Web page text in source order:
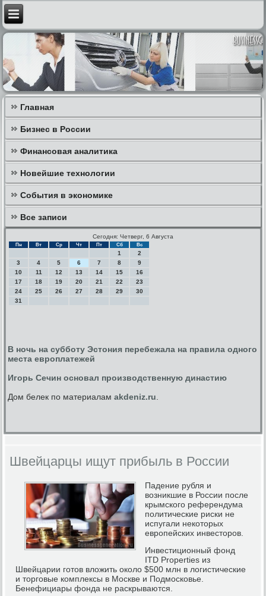
Главная
Бизнес в России
Финансовая аналитика
Новейшие технологии
События в экономике
Все записи
Сегодня: Четверг, 6 Августа
Пн Вт Ср Чт Пт Сб Вс
1
2
3
4 5 6 7 8
9
10
11 12 13 14 15
16
17
18 19 20 21 22
23
24
25 26 27 28 29
30
31
В ночь на субботу Эстония перебежала на правила одного
места европлатежей
Игорь Сечин основал производственную династию
Дом белек по материаламakdeniz.ru
Швейцарцы ищут прибыль в России
Падение рубля и
возникшие в России после
крымского референдума
политические риски не
испугали некоторых
европейских инвесторов.
Инвестиционный фонд
ITD Properties из
Швейцарии готов вложить около $500 млн в логистические
и торговые комплексы в Москве и Подмосковье.
Бенефициары фонда не раскрываются.